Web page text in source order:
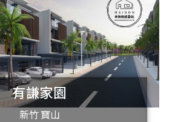
有謙家園
新竹 寶山